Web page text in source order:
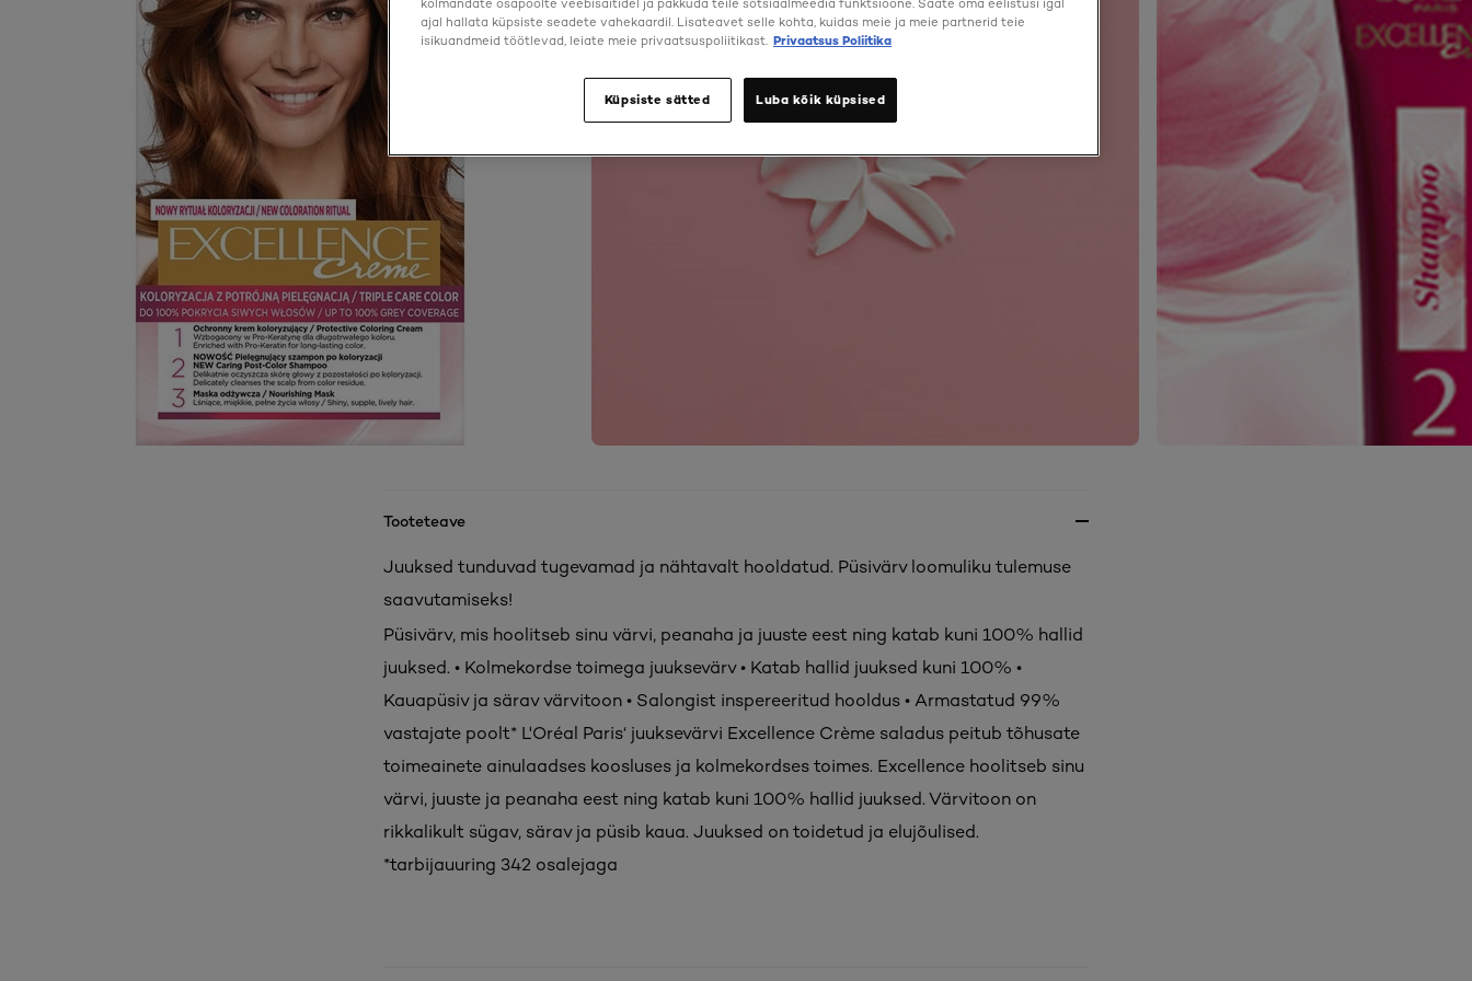
Tooteteave
Juuksed tunduvad tugevamad ja nähtavalt hooldatud. Püsivärv loomuliku tulemuse
saavutamiseks!
Püsivärv, mis hoolitseb sinu värvi, peanaha ja juuste eest ning katab kuni 100% hallid
juuksed. • Kolmekordse toimega juuksevärv • Katab hallid juuksed kuni 100% •
Kauapüsiv ja särav värvitoon • Salongist inspereeritud hooldus • Armastatud 99%
vastajate poolt* L'Oréal Paris‘ juuksevärvi Excellence Crème saladus peitub tõhusate
toimeainete ainulaadses koosluses ja kolmekordses toimes. Excellence hoolitseb sinu
värvi, juuste ja peanaha eest ning katab kuni 100% hallid juuksed. Värvitoon on
rikkalikult sügav, särav ja püsib kaua. Juuksed on toidetud ja elujõulised.
*tarbijauuring 342 osalejaga
kolmandate osapoolte veebisaitidel ja pakkuda teile sotsiaalmeedia funktsioone. Saate oma eelistusi igal
ajal hallata küpsiste seadete vahekaardil. Lisateavet selle kohta, kuidas meie ja meie partnerid teie
isikuandmeid töötlevad, leiate meie privaatsuspoliitikast. Privaatsus Poliitika
Küpsiste sätted Luba kõik küpsised